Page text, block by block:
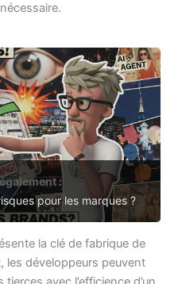
:
pour les marques ?
la clé de fabrique de
les développeurs peuvent